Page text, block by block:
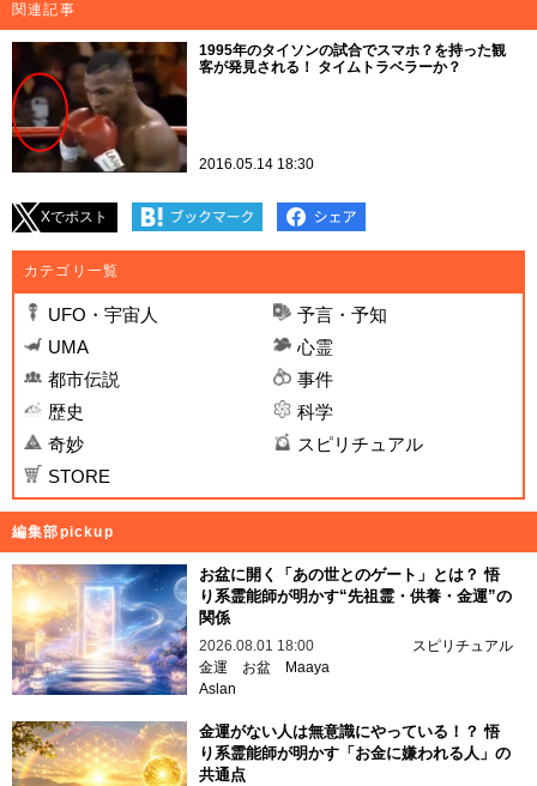
関連記事
1995年のタイソンの試合でスマホ？を持った観
客が発見される！ タイムトラベラーか？
2016.05.14 18:30
Xでポスト
カテゴリ一覧
UFO・宇宙人
予言・予知
UMA
心霊
都市伝説
事件
歴史
科学
奇妙
スピリチュアル
STORE
編集部pickup
お盆に開く「あの世とのゲート」とは？ 悟
り系霊能師が明かす“先祖霊・供養・金運”の
関係
2026.08.01 18:00
スピリチュアル
金運
お盆
Maaya
Aslan
金運がない人は無意識にやっている！？ 悟
り系霊能師が明かす「お金に嫌われる人」の
共通点